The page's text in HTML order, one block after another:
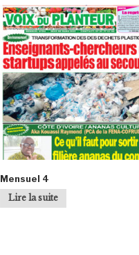
Mensuel 4
Lire la suite